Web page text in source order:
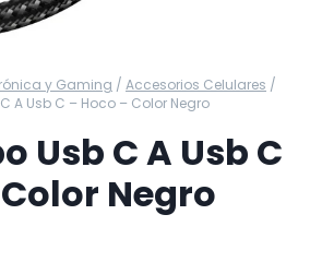
y Gaming / Accesorios Celulares /
A Usb C – Hoco – Color Negro
Usb C A Usb C
Negro